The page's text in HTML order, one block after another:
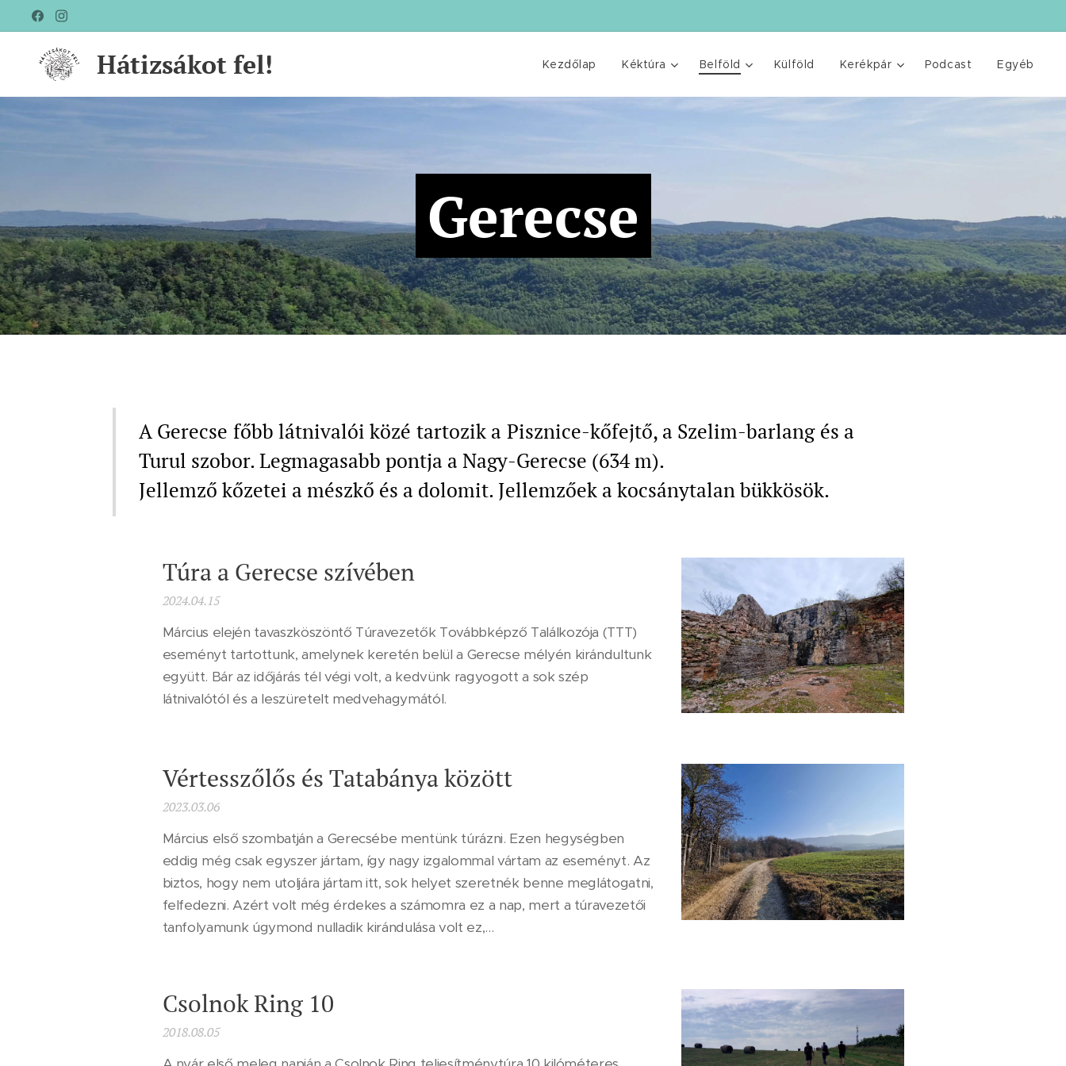
Hátizsákot fel! Kezdőlap Kéktúra Belföld Külföld Kerékpár Podcast Egyéb
Gerecse
A Gerecse főbb látnivalói közé tartozik a Pisznice-kőfejtő, a Szelim-barlang és a
Turul szobor. Legmagasabb pontja a Nagy-Gerecse (634 m).
Jellemző kőzetei a mészkő és a dolomit. Jellemzőek a kocsánytalan bükkösök.
Túra a Gerecse szívében
2024.04.15
Március elején tavaszköszöntő Túravezetők Továbbképző Találkozója (TTT)
eseményt tartottunk, amelynek keretén belül a Gerecse mélyén kirándultunk
együtt. Bár az időjárás tél végi volt, a kedvünk ragyogott a sok szép
látnivalótól és a leszüretelt medvehagymától.
Vértesszőlős és Tatabánya között
2023.03.06
Március első szombatján a Gerecsébe mentünk túrázni. Ezen hegységben
eddig még csak egyszer jártam, így nagy izgalommal vártam az eseményt. Az
biztos, hogy nem utoljára jártam itt, sok helyet szeretnék benne meglátogatni,
felfedezni. Azért volt még érdekes a számomra ez a nap, mert a túravezetői
tanfolyamunk úgymond nulladik kirándulása volt ez,...
Csolnok Ring 10
2018.08.05